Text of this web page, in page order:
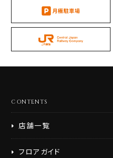
カフェ(10)
食品販売・弁当(14)
ファッション(4)
利用シーン・サービスから
宴会・団体対応(12)
CONTENTS
店舗一覧
フロアガイド